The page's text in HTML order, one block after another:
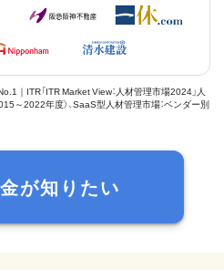
｜ITR「ITR Market View：人材管理市場2024」人
～2022年度）、SaaS型人材管理市場：ベンダー別
が知りたい